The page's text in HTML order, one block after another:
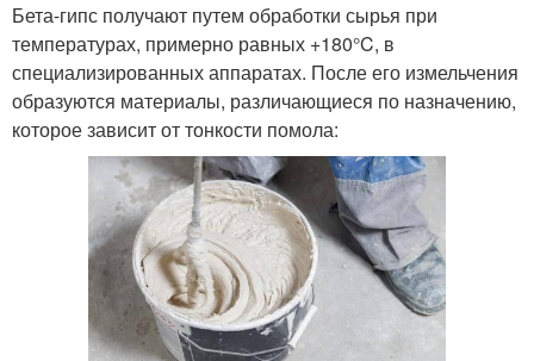
Бета-гипс получают путем обработки сырья при
температурах, примерно равных +180°C, в
специализированных аппаратах. После его измельчения
образуются материалы, различающиеся по назначению,
которое зависит от тонкости помола: